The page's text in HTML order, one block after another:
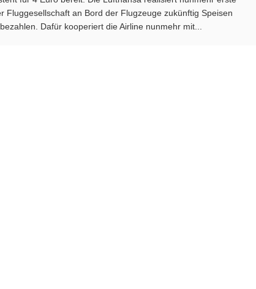
Fluggesellschaft an Bord der Flugzeuge zukünftig Speisen
Dafür kooperiert die Airline nunmehr mit...